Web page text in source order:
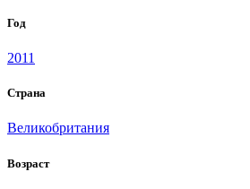
Год
2011
Страна
Великобритания
Возраст